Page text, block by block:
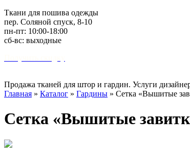
Ткани для пошива одежды
пер. Соляной спуск, 8-10
пн-пт: 10:00-18:00
сб-вс: выходные
Продажа тканей для штор и гардин. Услуги
Главная » Каталог » Гардины » Сетка «Вышитые
Сетка «Вышитые